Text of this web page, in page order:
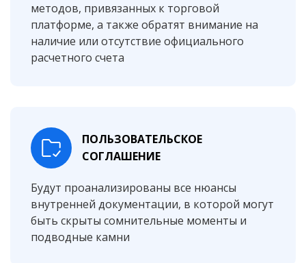
методов, привязанных к торговой
платформе, а также обратят внимание на
наличие или отсутствие официального
расчетного счета
ПОЛЬЗОВАТЕЛЬСКОЕ
СОГЛАШЕНИЕ
Будут проанализированы все нюансы
внутренней документации, в которой могут
быть скрыты сомнительные моменты и
подводные камни